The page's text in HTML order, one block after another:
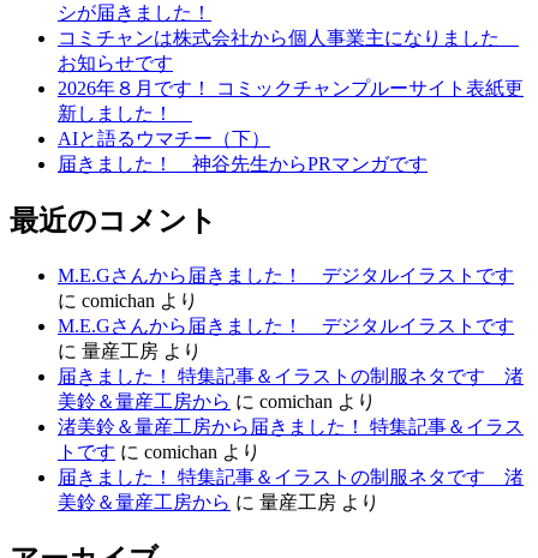
シが届きました！
コミチャンは株式会社から個人事業主になりました
お知らせです
2026年８月です！ コミックチャンプルーサイト表紙更
新しました！
AIと語るウマチー（下）
届きました！ 神谷先生からPRマンガです
最近のコメント
M.E.Gさんから届きました！ デジタルイラストです
に comichan より
M.E.Gさんから届きました！ デジタルイラストです
に 量産工房 より
届きました！ 特集記事＆イラストの制服ネタです 渚
美鈴＆量産工房から に comichan より
渚美鈴＆量産工房から届きました！ 特集記事＆イラス
トです に comichan より
届きました！ 特集記事＆イラストの制服ネタです 渚
美鈴＆量産工房から に 量産工房 より